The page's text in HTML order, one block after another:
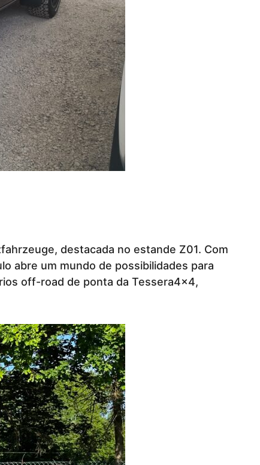
destacada no estande Z01. Com
abre um mundo de possibilidades para
off-road de ponta da Tessera4x4,